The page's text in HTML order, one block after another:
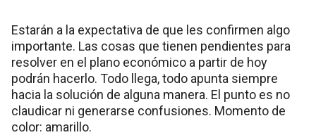
Estarán a la expectativa de que les confirmen algo
importante. Las cosas que tienen pendientes para
resolver en el plano económico a partir de hoy
podrán hacerlo. Todo llega, todo apunta siempre
hacia la solución de alguna manera. El punto es no
claudicar ni generarse confusiones. Momento de
color: amarillo.